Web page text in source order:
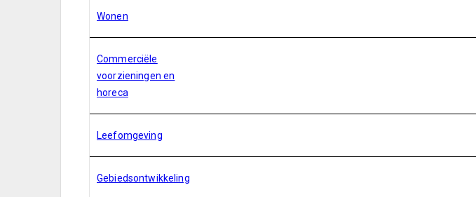
Wonen
Commerciële
voorzieningen en
horeca
Leefomgeving
Gebiedsontwikkeling